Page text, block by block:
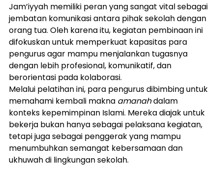
Jam’iyyah memiliki peran yang sangat vital sebagai
jembatan komunikasi antara pihak sekolah dengan
orang tua. Oleh karena itu, kegiatan pembinaan ini
difokuskan untuk memperkuat kapasitas para
pengurus agar mampu menjalankan tugasnya
dengan lebih profesional, komunikatif, dan
berorientasi pada kolaborasi.
Melalui pelatihan ini, para pengurus dibimbing untuk
memahami kembali makna amanah dalam
konteks kepemimpinan Islami. Mereka diajak untuk
bekerja bukan hanya sebagai pelaksana kegiatan,
tetapi juga sebagai penggerak yang mampu
menumbuhkan semangat kebersamaan dan
ukhuwah di lingkungan sekolah.